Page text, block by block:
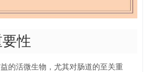
性
的活微生物，尤其对肠道的至关重